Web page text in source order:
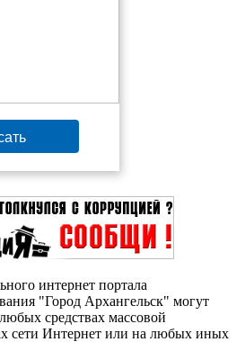
интернет портала
"Город Архангельск" могут
средствах массовой
сети Интернет или на любых иных